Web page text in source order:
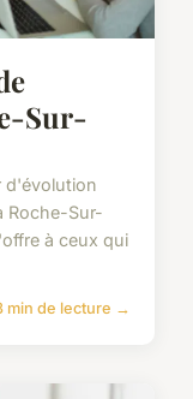
Sur-
d'évolution
Roche-Sur-
à ceux qui
min de lecture →